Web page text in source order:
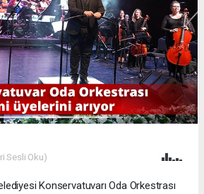
Sesli Oku)
Konservatuvarı Oda Orkestrası